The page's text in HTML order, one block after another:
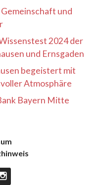
und
2024 der
und Ernsgaden
begeistert mit
Atmosphäre
Bayern Mitte